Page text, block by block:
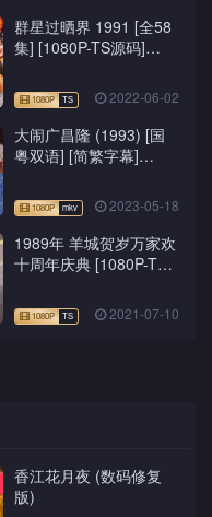
群星过晒界 1991 [全58
集] [1080P-TS源码]
2022-06-02
大闹广昌隆 (1993) [国
粤双语] [简繁字幕]
2023-05-18
1989年 羊城贺岁万家欢
十周年庆典 [1080P-TS
2021-07-10
香江花月夜 (数码修复
版)